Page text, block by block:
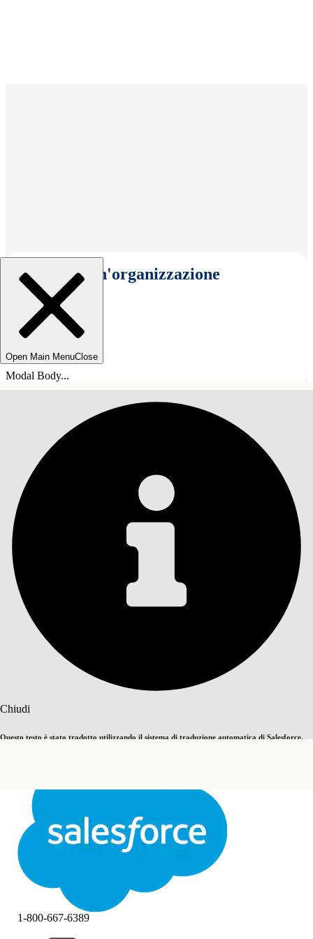
Seleziona un'organizzazione
Open Main MenuClose
Modal Body...
Chiudi
Questo testo è stato tradotto utilizzando il sistema di traduzione automatica di Salesforce.
Chiudi Chiudi
SOMMARIO
1-800-667-6389